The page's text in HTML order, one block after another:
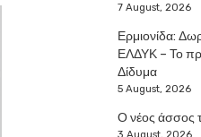
7 August, 2026
Ερμιονίδα:
ΕΛΔΥΚ – Το
Δίδυμα
5 August, 2026
Ο νέος άσσος